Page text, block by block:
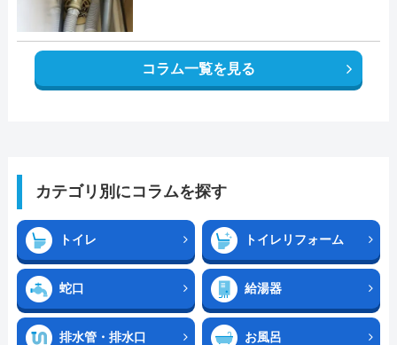
コラム一覧を見る
カテゴリ別にコラムを探す
トイレ トイレリフォーム
蛇口 給湯器
排水管・排水口 お風呂